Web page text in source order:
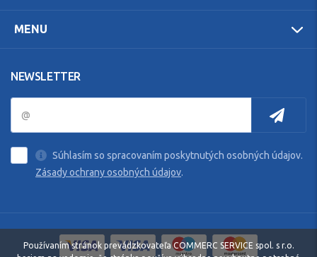
MENU
NEWSLETTER
Súhlasím so spracovaním poskytnutých osobných údajov.
Zásady ochrany osobných údajov.
Používaním stránok prevádzkovateľa COMMERC SERVICE spol. s r.o.